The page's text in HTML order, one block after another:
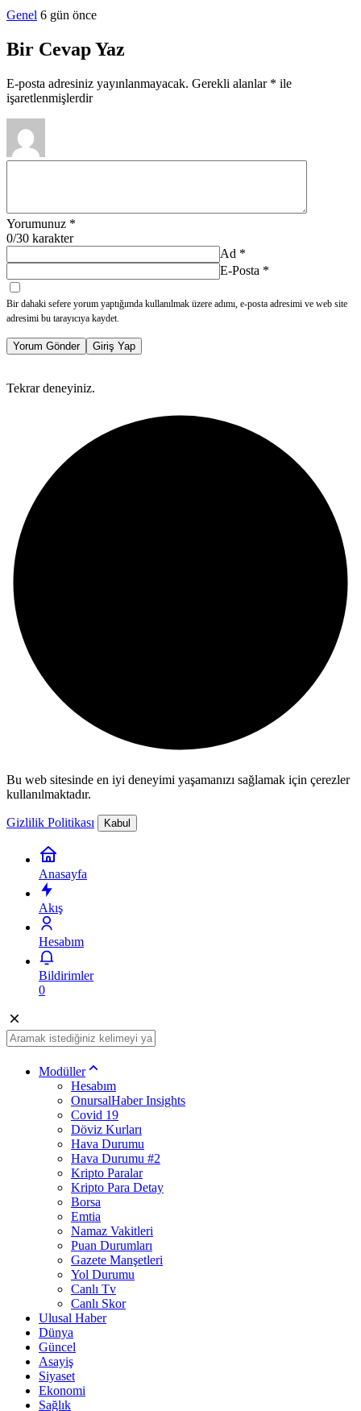
Genel 6 gün önce
Bir Cevap Yaz
E-posta adresiniz yayınlanmayacak. Gerekli alanlar * ile
işaretlenmişlerdir
Yorumunuz *
0/30 karakter
Ad *
E-Posta *
Bir dahaki sefere yorum yaptığımda kullanılmak üzere adımı, e-posta adresimi ve web site
adresimi bu tarayıcıya kaydet.
Yorum Gönder Giriş Yap
Tekrar deneyiniz.
Bu web sitesinde en iyi deneyimi yaşamanızı sağlamak için çerezler
kullanılmaktadır.
Gizlilik Politikası Kabul
Anasayfa
Akış
Hesabım
Bildirimler
0
Modüller
Hesabım
OnursalHaber Insights
Covid 19
Döviz Kurları
Hava Durumu
Hava Durumu #2
Kripto Paralar
Kripto Para Detay
Borsa
Emtia
Namaz Vakitleri
Puan Durumları
Gazete Manşetleri
Yol Durumu
Canlı Tv
Canlı Skor
Ulusal Haber
Dünya
Güncel
Asayiş
Siyaset
Ekonomi
Sağlık